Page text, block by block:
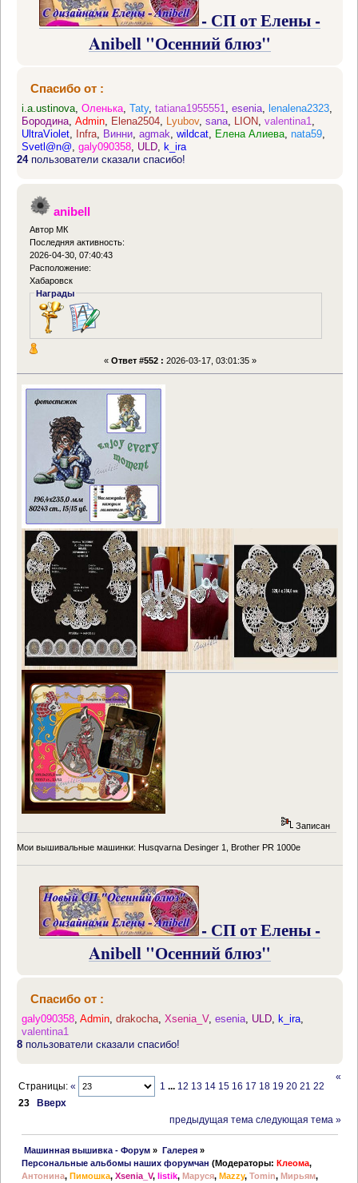
- СП от Елены -
Anibell "Осенний блюз"
Спасибо от :
i.a.ustinova,Оленька,Taty,tatiana1955551,esenia, lenalena2323,
Бородина,Admin, Elena2504, Lyubov,sana, LION,valentina1,
UltraViolet, Infra, Винни,agmak,wildcat, Елена Алиева,nata59,
Svetl@n@,galy090358, ULD, k_ira
24пользователи сказали спасибо!
anibell
Автор МК
Последняя активность:
2026-04-30, 07:40:43
Расположение:
Хабаровск
Награды
« Ответ #552 : 2026-03-17, 03:01:35 »
Записан
Мои вышивальные машинки: Husqvarna Desinger 1, Brother PR 1000e
- СП от Елены -
Anibell "Осенний блюз"
Спасибо от :
galy090358 ,Admin ,drakocha ,Xsenia_V,esenia ULD k_ira
valentina1
8 пользователи сказали спасибо!
Страницы:« 1 ... 12 13 14 15 16 17 18 19 20 21
22
23
Вверх
«
предыдущая тема следующая тема »
Машинная вышивка - Форум » Галерея»
Персональные альбомы наших форумчан (Модераторы:Клеома,
Антонина,Пимошка,Xsenia_V,listik,Маруся,Mazzy,Tomin,Мирьям,